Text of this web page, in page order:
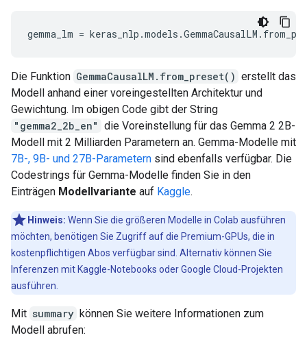
gemma_lm = keras_nlp .models .GemmaCausalLM .
Die Funktion GemmaCausalLM.from_preset() erstellt das
Modell anhand einer voreingestellten Architektur und
Gewichtung. Im obigen Code gibt der String
"gemma2_2b_en" die Voreinstellung für das Gemma 2 2B-
Modell mit 2 Milliarden Parametern an. Gemma-Modelle mit
7B-, 9B- und 27B-Parametern sind ebenfalls verfügbar. Die
Codestrings für Gemma-Modelle finden Sie in den
Einträgen Modellvariante auf Kaggle.
Hinweis: Wenn Sie die größeren Modelle in Colab ausführen
möchten, benötigen Sie Zugriff auf die Premium-GPUs, die in
kostenpflichtigen Abos verfügbar sind. Alternativ können Sie
Inferenzen mit Kaggle-Notebooks oder Google Cloud-Projekten
ausführen.
Mit summary können Sie weitere Informationen zum
Modell abrufen: